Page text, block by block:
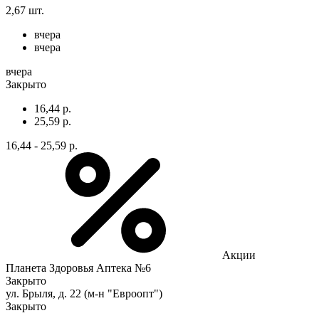
2,67 шт.
вчера
вчера
вчера
Закрыто
16,44 р.
25,59 р.
16,44 - 25,59 р.
Акции
Планета Здоровья Аптека №6
Закрыто
ул. Брыля, д. 22 (м-н "Евроопт")
Закрыто